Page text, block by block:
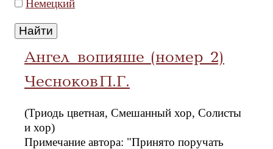
Немецкий
Ангел вопияше (номер 2)
Чесноков П.Г.
(Триодь цветная, Смешанный хор, Солисты
и хор)
Примечание автора: "Принято поручать